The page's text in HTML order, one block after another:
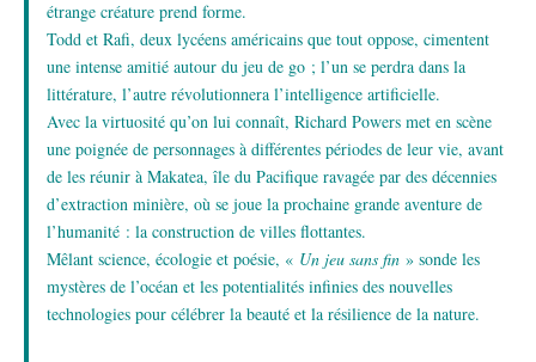
étrange créature prend forme.
Todd et Rafi, deux lycéens américains que tout oppose, cimentent
une intense amitié autour du jeu de go ; l’un se perdra dans la
littérature, l’autre révolutionnera l’intelligence artificielle.
Avec la virtuosité qu’on lui connaît, Richard Powers met en scène
une poignée de personnages à différentes périodes de leur vie, avant
de les réunir à Makatea, île du Pacifique ravagée par des décennies
d’extraction minière, où se joue la prochaine grande aventure de
l’humanité : la construction de villes flottantes.
Mêlant science, écologie et poésie, « Un jeu sans fin » sonde les
mystères de l’océan et les potentialités infinies des nouvelles
technologies pour célébrer la beauté et la résilience de la nature.